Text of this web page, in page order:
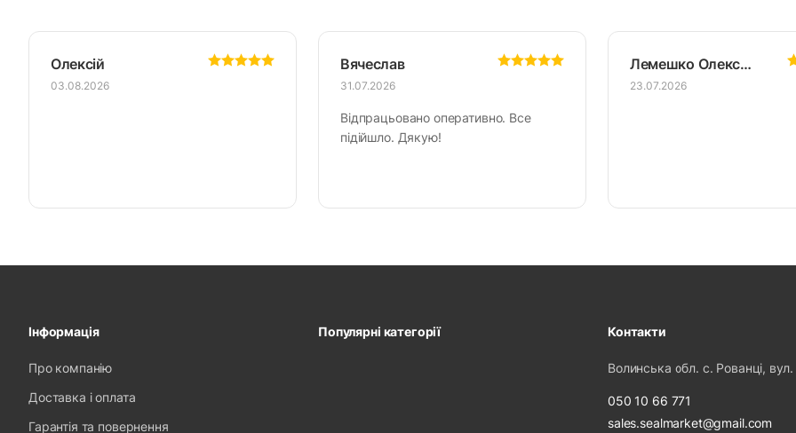
Олексій
03.08.2026
Вячеслав
31.07.2026
Відпрацьовано оперативно. Все
підійшло. Дякую!
Лемешко Олександр
23.07.2026
Інформація
Про компанію
Доставка і оплата
Гарантія та повернення
Популярні категорії Контакти
Волинська обл. с. Рованці,
050 10 66 771
sales.sealmarket@gmail.com